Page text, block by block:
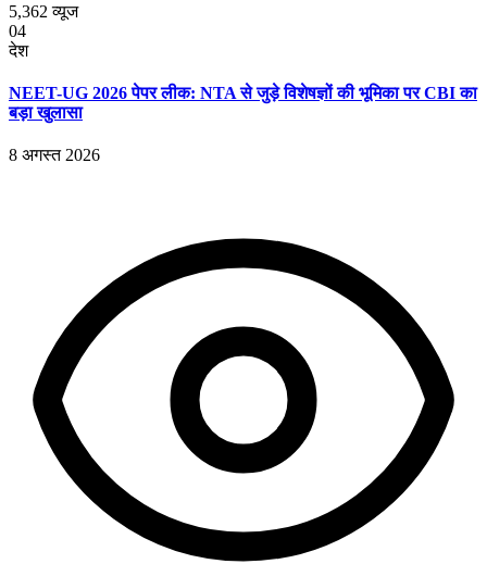
5,362 व्यूज
04
देश
NEET-UG 2026 पेपर लीक: NTA से जुड़े विशेषज्ञों की भूमिका पर CBI का
बड़ा खुलासा
8 अगस्त 2026